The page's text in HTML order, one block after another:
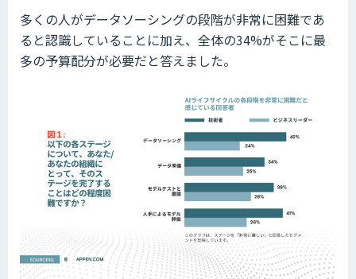
多くの人がデータソーシングの段階が非常に困難であ
ると認識していることに加え、全体の34%がそこに最
多の予算配分が必要だと答えました。